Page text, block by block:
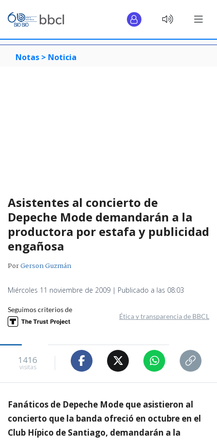
Notas > Noticia
Asistentes al concierto de
Depeche Mode demandarán a la
productora por estafa y publicidad
engañosa
PorGerson Guzmán
Miércoles 11 noviembre de 2009 | Publicado a las 08:03
Seguimos criterios de
Ética y transparencia de BBCL
1416
visitas
Fanáticos de Depeche Mode que asistieron al
concierto que la banda ofreció en octubre en el
Club Hípico de Santiago, demandarán a la